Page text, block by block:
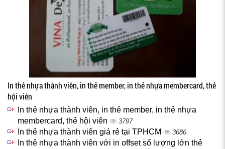
In thẻ nhựa thành viên, in thẻ member, in thẻ nhựa membercard, thẻ
hội viên
In thẻ nhựa thành viên, in thẻ member, in thẻ nhựa
membercard, thẻ hội viên
3797
In thẻ nhựa thành viên giá rẻ tại TPHCM 3686
In thẻ nhựa thành viên với in offset số lượng lớn thẻ